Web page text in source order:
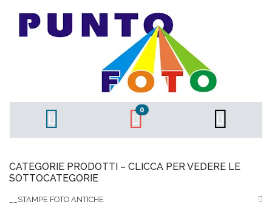
0
CATEGORIE PRODOTTI – CLICCA PER VEDERE LE
SOTTOCATEGORIE
__STAMPE FOTO ANTICHE